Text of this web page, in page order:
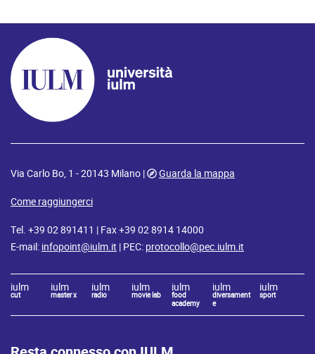
Via Carlo Bo, 1 - 20143 Milano |
Guarda la mappa
Come raggiungerci
Tel. +39 02 891411 | Fax +39 02 8914 14000
E-mail: infopoint@iulm.it | PEC: protocollo@pec.iulm.it
iulm
cut
iulm
master x
iulm
radio
iulm
movie lab
iulm
food
academy
iulm
diversament
e
iulm
sport